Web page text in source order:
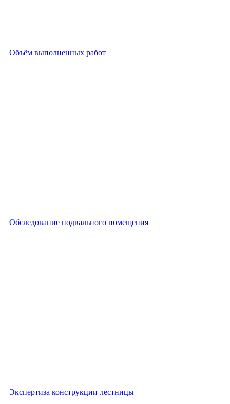
Объём выполненных работ
Обследование подвального помещения
Экспертиза конструкции лестницы